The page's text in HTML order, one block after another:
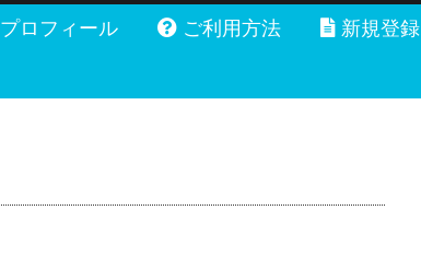
プロフィール ご利用方法 新規登録